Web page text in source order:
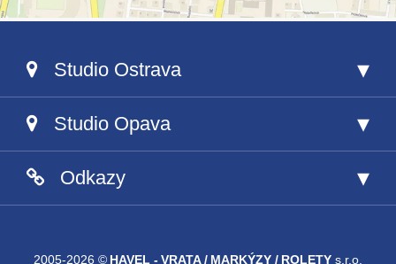
Studio Ostrava
604 444 004
Studio Opava
603 178 277
Odkazy
2005-2026 © HAVEL - VRATA / MARKÝZY / ROLETY s.r.o.